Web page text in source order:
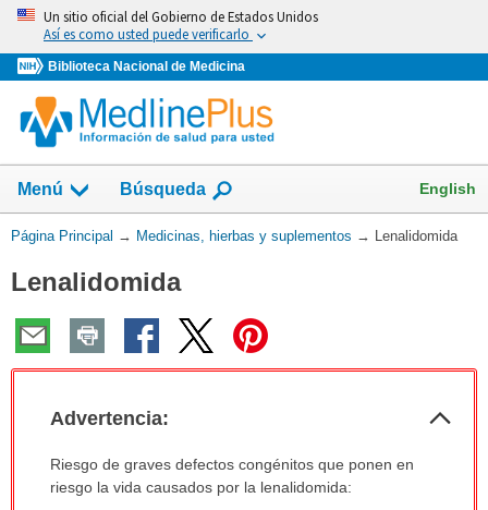
Omita
vaya
al
Contenido
Un sitio oficial del Gobierno de Estados Unidos
Así es como usted puede verificarlo
Biblioteca Nacional de Medicina
Menú
Mostrar
campo
de
Búsqueda English
Usted
aquí:
Página Principal → Medicinas, hierbas y suplementos → Lenalidomida
Lenalidomida
Advertencia:
Advertencia:
Riesgo de graves defectos congénitos que ponen en
riesgo la vida causados por la lenalidomida: